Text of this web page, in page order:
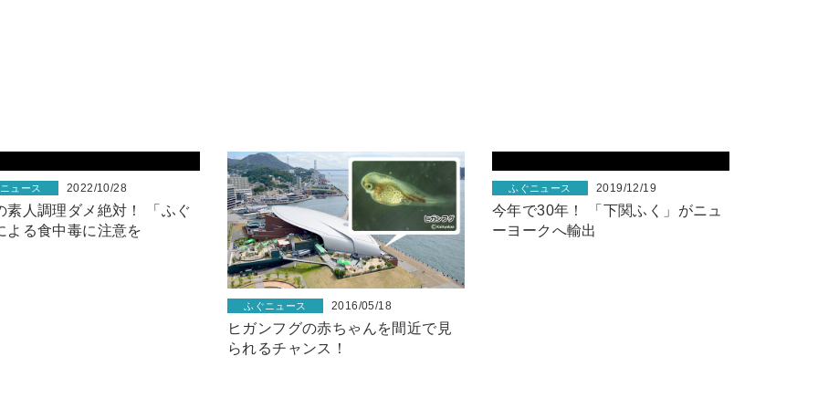
ュース 2022/10/28
素人調理ダメ絶対！ 「ふぐ
よる食中毒に注意を
ふぐニュース 2016/05/18
ヒガンフグの赤ちゃんを間近で見
られるチャンス！
ふぐニュース 2019/12/19
今年で30年！ 「下関ふく」がニュ
ーヨークへ輸出